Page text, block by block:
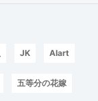
JK AIart
五等分の花嫁